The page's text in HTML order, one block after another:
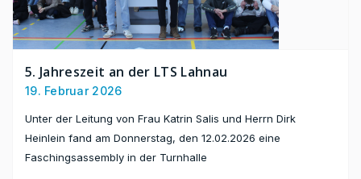
5. Jahreszeit an der LTS Lahnau
19. Februar 2026
Unter der Leitung von Frau Katrin Salis und Herrn Dirk
Heinlein fand am Donnerstag, den 12.02.2026 eine
Faschingsassembly in der Turnhalle